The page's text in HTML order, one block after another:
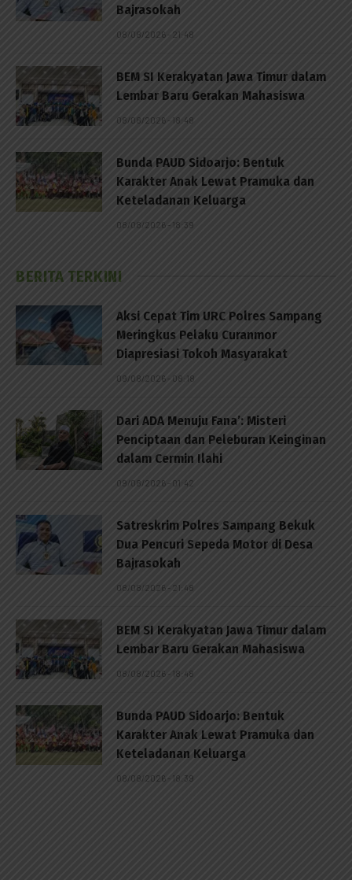
Bajrasokah
08/08/2026 - 21:48
BEM SI Kerakyatan Jawa Timur dalam
Lembar Baru Gerakan Mahasiswa
08/08/2026 - 18:48
Bunda PAUD Sidoarjo: Bentuk
Karakter Anak Lewat Pramuka dan
Keteladanan Keluarga
08/08/2026 - 18:39
BERITA TERKINI
Aksi Cepat Tim URC Polres Sampang
Meringkus Pelaku Curanmor
Diapresiasi Tokoh Masyarakat
09/08/2026 - 08:18
Dari ADA Menuju Fana’: Misteri
Penciptaan dan Peleburan Keinginan
dalam Cermin Ilahi
09/08/2026 - 01:42
Satreskrim Polres Sampang Bekuk
Dua Pencuri Sepeda Motor di Desa
Bajrasokah
08/08/2026 - 21:48
BEM SI Kerakyatan Jawa Timur dalam
Lembar Baru Gerakan Mahasiswa
08/08/2026 - 18:48
Bunda PAUD Sidoarjo: Bentuk
Karakter Anak Lewat Pramuka dan
Keteladanan Keluarga
08/08/2026 - 18:39